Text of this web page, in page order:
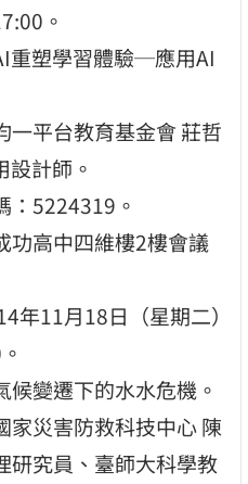
。
重塑學習體驗─應用AI
一平台教育基金會 莊哲
設計師。
：5224319。
功高中四維樓2樓會議
年11月18日（星期二）
候變遷下的水水危機。
家災害防救科技中心 陳
研究員、臺師大科學教